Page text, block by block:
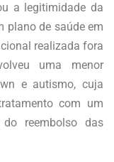
a legitimidade da
plano de saúde em
realizada fora
uma menor
e autismo, cuja
com um
reembolso das